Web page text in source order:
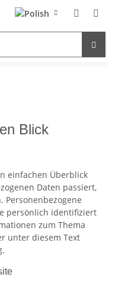
Blick
einfachen Überblick
Daten passiert,
Personenbezogene
persönlich identifiziert
zum Thema
unter diesem Text